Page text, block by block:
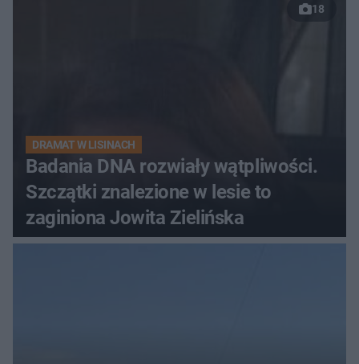
18
DRAMAT W LISINACH
Badania DNA rozwiały wątpliwości.
Szczątki znalezione w lesie to
zaginiona Jowita Zielińska